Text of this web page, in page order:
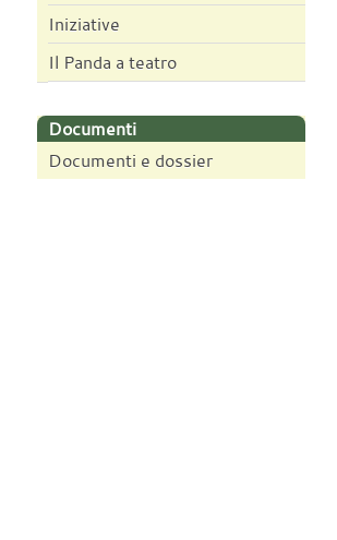
Iniziative
Il Panda a teatro
Documenti
Documenti e dossier